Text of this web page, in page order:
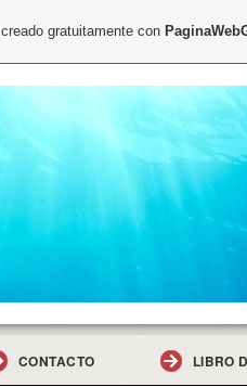
CONTACTO LIBRO
gratuitamente con